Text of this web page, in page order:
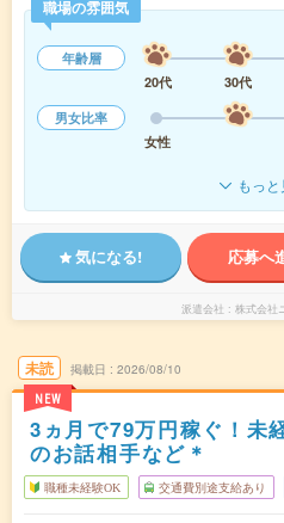
職場の雰囲気
年齢層
20代
30代
男女比率
女性
もっ
気になる! 応募へ
派遣会社 株式会社
未読
NEW
掲載日 2026/08/10
3ヵ月で79万円稼ぐ！未
のお話相手など＊
職種未経験OK 交通費別途支給あり